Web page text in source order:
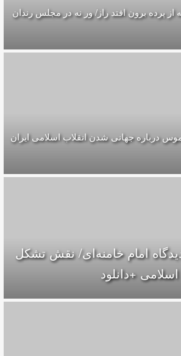
پرده برون افتد راز/ ور نه در مجلس رندان
درباره جهانی شدن انقلاب اسلامی ایران
امام خامنه‌ای/ نقش تشکل
+دانلود